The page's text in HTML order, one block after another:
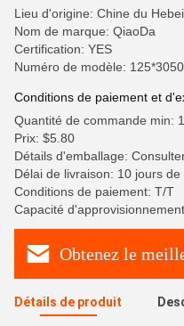
Lieu d'origine: Chine du Hebei
Nom de marque: QiaoDa
Certification: YES
Numéro de modèle: 125*3050
Conditions de paiement et
Quantité de commande min:
Prix: $5.80
Détails d'emballage:
Délai de livraison: 10 jours de
Conditions de paiement: T/T
Capacité
Obtenez le
Détails de produit